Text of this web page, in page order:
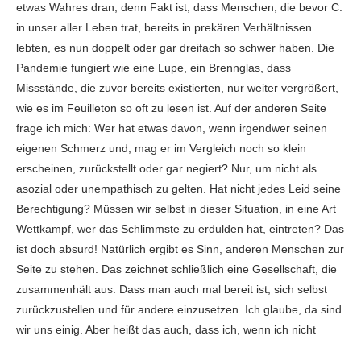
etwas Wahres dran, denn Fakt ist, dass Menschen, die bevor C.
in unser aller Leben trat, bereits in prekären Verhältnissen
lebten, es nun doppelt oder gar dreifach so schwer haben. Die
Pandemie fungiert wie eine Lupe, ein Brennglas, dass
Missstände, die zuvor bereits existierten, nur weiter vergrößert,
wie es im Feuilleton so oft zu lesen ist. Auf der anderen Seite
frage ich mich: Wer hat etwas davon, wenn irgendwer seinen
eigenen Schmerz und, mag er im Vergleich noch so klein
erscheinen, zurückstellt oder gar negiert? Nur, um nicht als
asozial oder unempathisch zu gelten. Hat nicht jedes Leid seine
Berechtigung? Müssen wir selbst in dieser Situation, in eine Art
Wettkampf, wer das Schlimmste zu erdulden hat, eintreten? Das
ist doch absurd! Natürlich ergibt es Sinn, anderen Menschen zur
Seite zu stehen. Das zeichnet schließlich eine Gesellschaft, die
zusammenhält aus. Dass man auch mal bereit ist, sich selbst
zurückzustellen und für andere einzusetzen. Ich glaube, da sind
wir uns einig. Aber heißt das auch, dass ich, wenn ich nicht